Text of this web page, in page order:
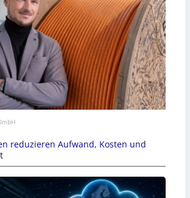
reduzieren Aufwand, Kosten und